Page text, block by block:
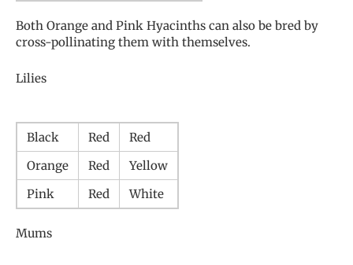
Both Orange and Pink Hyacinths can also be bred by
cross-pollinating them with themselves.
Lilies
Black Red
Red
Orange
Red
Yellow
Pink
Red White
Mums